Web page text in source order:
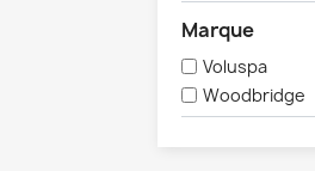
Marque
Voluspa
Woodbridge